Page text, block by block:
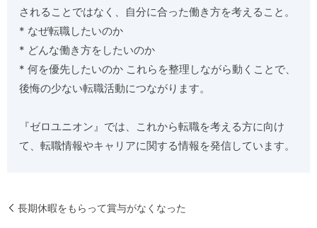
されることではなく、自分に合った働き方を考えること。
* なぜ転職したいのか
* どんな働き方をしたいのか
* 何を優先したいのか これらを整理しながら動くことで、
後悔の少ない転職活動につながります。
『ゼロユニオン』では、これから転職を考える方に向け
て、転職情報やキャリアに関する情報を発信しています。
長期休暇をもらって賞与がなくなった